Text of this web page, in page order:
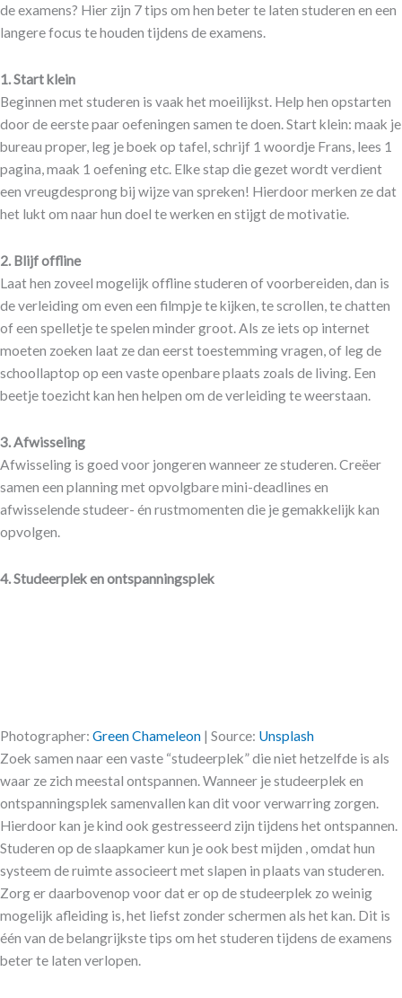
de examens? Hier zijn 7 tips om hen beter te laten studeren en een
langere focus te houden tijdens de examens.
1. Start klein
Beginnen met studeren is vaak het moeilijkst. Help hen opstarten
door de eerste paar oefeningen samen te doen. Start klein: maak je
bureau proper, leg je boek op tafel, schrijf 1 woordje Frans, lees 1
pagina, maak 1 oefening etc. Elke stap die gezet wordt verdient
een vreugdesprong bij wijze van spreken! Hierdoor merken ze dat
het lukt om naar hun doel te werken en stijgt de motivatie.
2. Blijf offline
Laat hen zoveel mogelijk offline studeren of voorbereiden, dan is
de verleiding om even een filmpje te kijken, te scrollen, te chatten
of een spelletje te spelen minder groot. Als ze iets op internet
moeten zoeken laat ze dan eerst toestemming vragen, of leg de
schoollaptop op een vaste openbare plaats zoals de living. Een
beetje toezicht kan hen helpen om de verleiding te weerstaan.
3.Afwisseling
Afwisseling is goed voor jongeren wanneer ze studeren. Creëer
samen een planning met opvolgbare mini-deadlines en
afwisselende studeer- én rustmomenten die je gemakkelijk kan
opvolgen.
4.Studeerplek en ontspanningsplek
Photographer: Green Chameleon | Source: Unsplash
Zoek samen naar een vaste “studeerplek” die niet hetzelfde is als
waar ze zich meestal ontspannen. Wanneer je studeerplek en
ontspanningsplek samenvallen kan dit voor verwarring zorgen.
Hierdoor kan je kind ook gestresseerd zijn tijdens het ontspannen.
Studeren op de slaapkamer kun je ook best mijden , omdat hun
systeem de ruimte associeert met slapen in plaats van studeren.
Zorg er daarbovenop voor dat er op de studeerplek zo weinig
mogelijk afleiding is, het liefst zonder schermen als het kan. Dit is
één van de belangrijkste tips om het studeren tijdens de examens
beter te laten verlopen.